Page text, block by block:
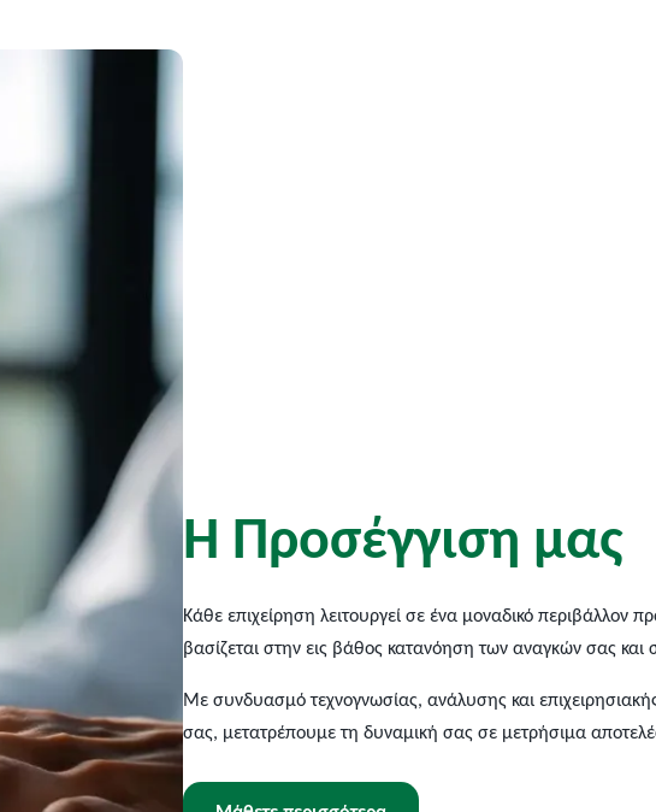
Η Προσέγγιση μας
Κάθε επιχείρηση λειτουργεί σε ένα μοναδικόπεριβάλλον
βασίζεται στην εις βάθος κατανόηση των αναγκών σας
Με συνδυασμό τεχνογνωσίας, ανάλυσης και
σας, μετατρέπουμε τη δυναμική σας σε μετρήσιμα